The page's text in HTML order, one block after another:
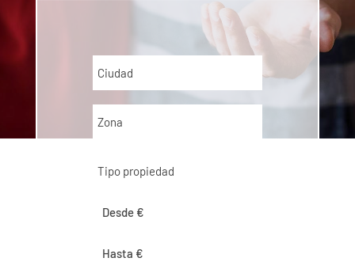
Ciudad
Zona
Tipo propiedad